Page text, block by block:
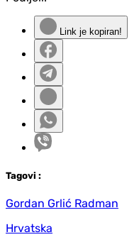
Link je kopiran!
Tagovi :
Gordan Grlić Radman
Hrvatska